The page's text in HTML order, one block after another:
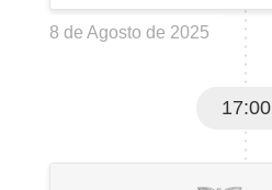
8 de Agosto de 2025
17:00